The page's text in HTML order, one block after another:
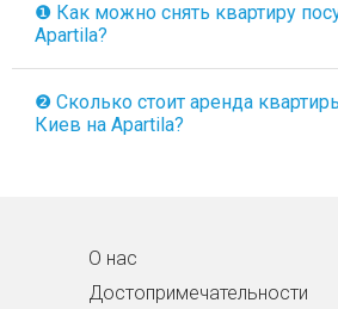
❶ Как можно снять квартиру
Apartila?
❷ Сколько стоит аренда
Киев на Apartila?
О нас
Достопримечательности